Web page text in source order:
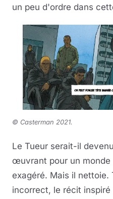
un peu d'ordre dans
© Casterman 2021.
Le Tueur serait-il
œuvrant pour un monde
exagéré. Mais il nettoie.
incorrect, le récit